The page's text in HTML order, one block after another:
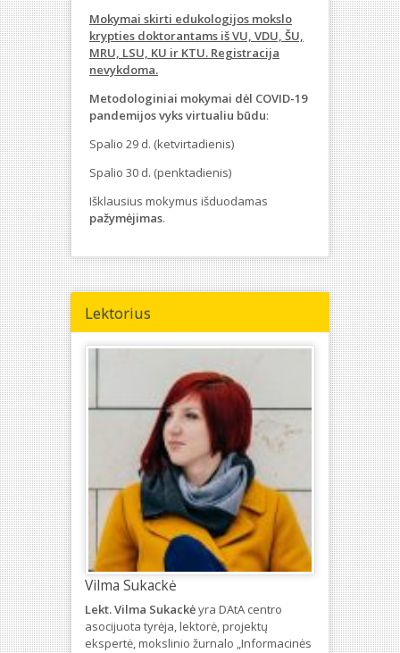
Mokymai skirti edukologijos mokslo
krypties doktorantams iš VU, VDU, ŠU,
MRU, LSU, KU ir KTU. Registracija
nevykdoma.
Metodologiniai mokymai dėl COVID-19
pandemijos vyks virtualiu būdu:
Spalio 29 d. (ketvirtadienis)
Spalio 30 d. (penktadienis)
Išklausius mokymus išduodamas
pažymėjimas.
Lektorius
Vilma Sukackė
Lekt. Vilma Sukackėyra DAtA centro
asocijuota tyrėja, lektorė, projektų
ekspertė, mokslinio žurnalo „Informacinės